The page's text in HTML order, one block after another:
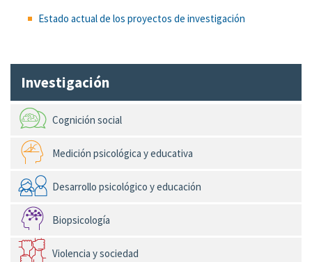
Estado actual de los proyectos de investigación
Investigación
Cognición social
Medición psicológica y educativa
Desarrollo psicológico y educación
Biopsicología
Violencia y sociedad